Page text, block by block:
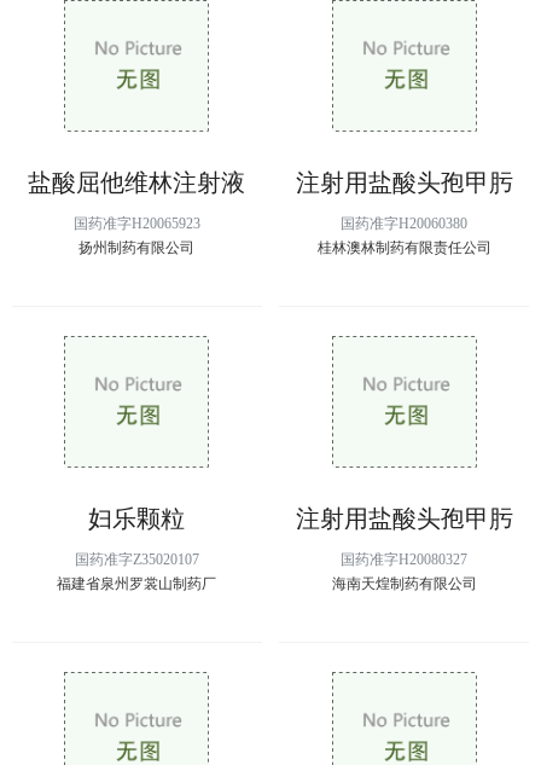
盐酸屈他维林注射液
国药准字H20065923
扬州制药有限公司
注射用盐酸头孢甲肟
国药准字H20060380
桂林澳林制药有限责任公司
妇乐颗粒
国药准字Z35020107
福建省泉州罗裳山制药厂
注射用盐酸头孢甲肟
国药准字H20080327
海南天煌制药有限公司